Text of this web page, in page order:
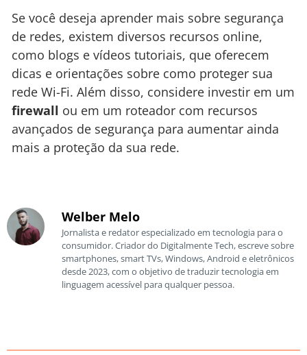
Se você deseja aprender mais sobre segurança
de redes, existem diversos recursos online,
como blogs e vídeos tutoriais, que oferecem
dicas e orientações sobre como proteger sua
rede Wi-Fi. Além disso, considere investir em um
firewall ou em um roteador com recursos
avançados de segurança para aumentar ainda
mais a proteção da sua rede.
Welber Melo
Jornalista e redator especializado em tecnologia para o
consumidor. Criador do Digitalmente Tech, escreve sobre
smartphones, smart TVs, Windows, Android e eletrônicos
desde 2023, com o objetivo de traduzir tecnologia em
linguagem acessível para qualquer pessoa.